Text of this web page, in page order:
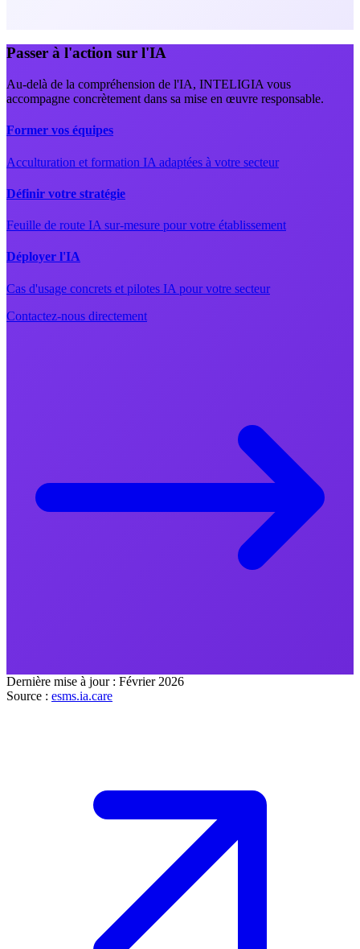
Passer à l'action sur l'IA
Au-delà de la compréhension de l'IA, INTELIGIA vous
accompagne concrètement dans sa mise en œuvre responsable.
Former vos équipes
Acculturation et formation IA adaptées à votre secteur
Définir votre stratégie
Feuille de route IA sur-mesure pour votre établissement
Déployer l'IA
Cas d'usage concrets et pilotes IA pour votre secteur
Contactez-nous directement
Dernière mise à jour : Février 2026
Source : esms.ia.care